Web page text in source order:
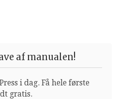
af manualen!
i dag. Få hele første
gratis.